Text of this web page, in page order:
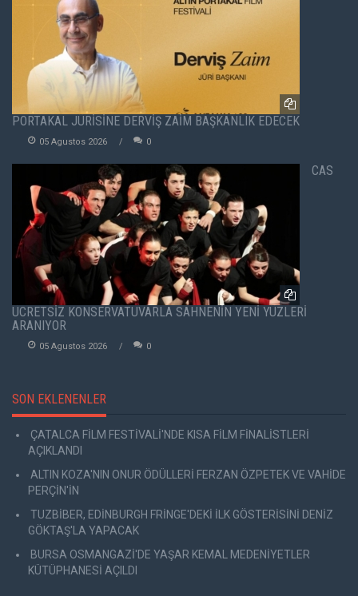
PORTAKAL JÜRİSİNE DERVİŞ ZAİM BAŞKANLIK EDECEK
05 Agustos 2026 0
CAS
ÜCRETSİZ KONSERVATUVARLA SAHNENİN YENİ YÜZLERİ
ARANIYOR
05 Agustos 2026 0
SON EKLENENLER
ÇATALCA FİLM FESTİVALİ'NDE KISA FİLM FİNALİSTLERİ
AÇIKLANDI
ALTIN KOZA'NIN ONUR ÖDÜLLERİ FERZAN ÖZPETEK VE VAHİDE
PERÇİN'İN
TUZBİBER, EDİNBURGH FRİNGE'DEKİ İLK GÖSTERİSİNİ DENİZ
GÖKTAŞ'LA YAPACAK
BURSA OSMANGAZİ'DE YAŞAR KEMAL MEDENİYETLER
KÜTÜPHANESİ AÇILDI